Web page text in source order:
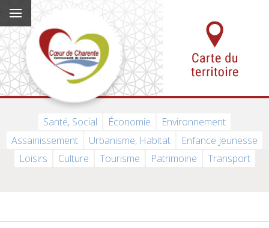
Santé, Social Économie
Environnement
Assainissement
Urbanisme, Habitat
Enfance Jeunesse
Loisirs
Culture Tourisme Patrimoine Transport